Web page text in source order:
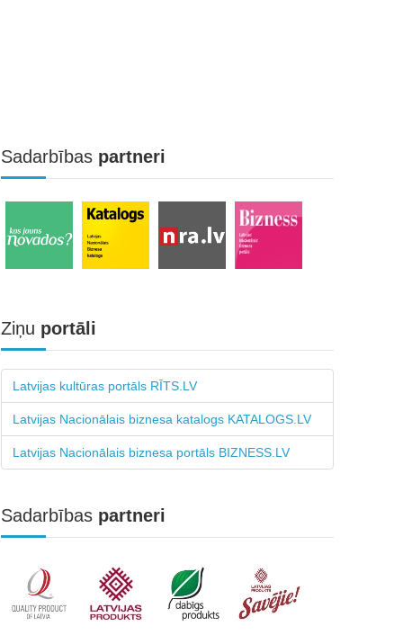
Sadarbības partneri
Ziņu portāli
Latvijas kultūras portāls RĪTS.LV
Latvijas Nacionālais biznesa katalogs KATALOGS.LV
Latvijas Nacionālais biznesa portāls BIZNESS.LV
Sadarbības partneri